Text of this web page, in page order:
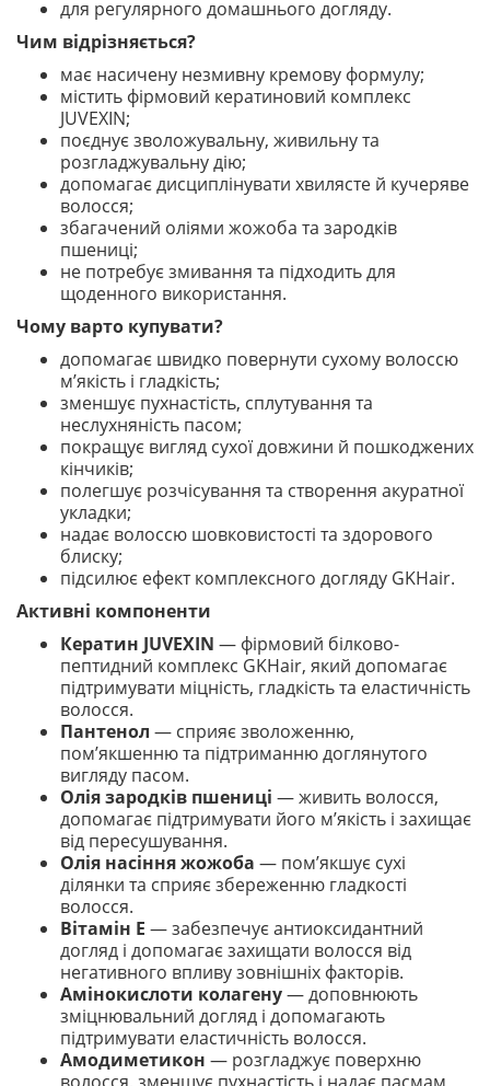
для регулярного домашнього догляду.
Чим відрізняється?
має насичену незмивну кремову формулу;
містить фірмовий кератиновий комплекс
JUVEXIN;
поєднує зволожувальну, живильну та
розгладжувальну дію;
допомагає дисциплінувати хвилясте й кучеряве
волосся;
збагачений оліями жожоба та зародків
пшениці;
не потребує змивання та підходить для
щоденного використання.
Чому варто купувати?
допомагає швидко повернути сухому волоссю
м’якість і гладкість;
зменшує пухнастість, сплутування та
неслухняність пасом;
покращує вигляд сухої довжини й пошкоджених
кінчиків;
полегшує розчісування та створення акуратної
укладки;
надає волоссю шовковистості та здорового
блиску;
підсилює ефект комплексного догляду GKHair.
Активні компоненти
Кератин JUVEXIN — фірмовий білково-
пептидний комплекс GKHair, який допомагає
підтримувати міцність, гладкість та еластичність
волосся.
Пантенол — сприяє зволоженню,
пом’якшенню та підтриманню доглянутого
вигляду пасом.
Олія зародків пшениці — живить волосся,
допомагає підтримувати його м’якість і захищає
від пересушування.
Олія насіння жожоба — пом’якшує сухі
ділянки та сприяє збереженню гладкості
волосся.
Вітамін Е — забезпечує антиоксидантний
догляд і допомагає захищати волосся від
негативного впливу зовнішніх факторів.
Амінокислоти колагену— доповнюють
зміцнювальний догляд і допомагають
підтримувати еластичність волосся.
Амодиметикон — розгладжує поверхню